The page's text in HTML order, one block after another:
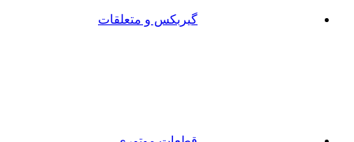
گیربکس و متعلقات